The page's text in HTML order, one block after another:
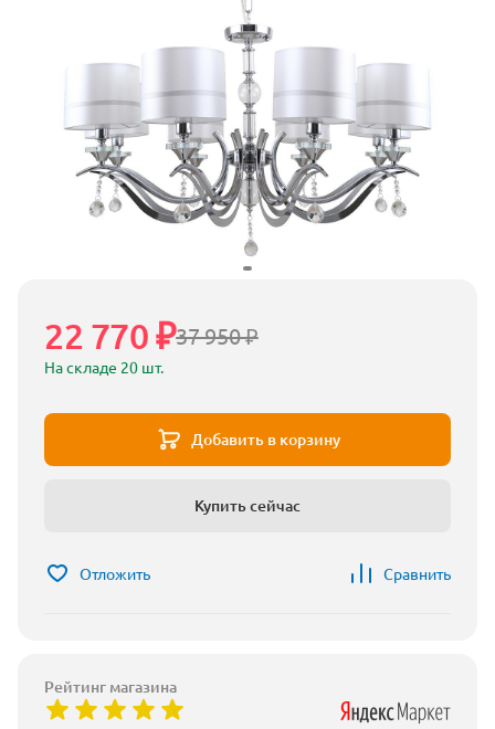
37 950 ₽
22 770 ₽
На складе 20 шт.
Добавить в корзину
Купить сейчас
Отложить Сравнить
Рейтинг магазина